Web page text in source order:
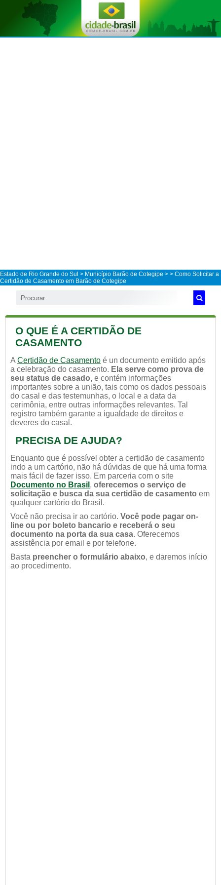
Estado de Rio Grande do Sul > Município Barão de Cotegipe > > Como Solicitar a
Certidão de Casamento em Barão de Cotegipe
O QUE É A CERTIDÃO DE
CASAMENTO
A Certidão de Casamento é un documento emitido após
a celebração do casamento. Ela serve como prova de
seu status de casado, e contém informações
importantes sobre a união, tais como os dados pessoais
do casal e das testemunhas, o local e a data da
cerimônia, entre outras informações relevantes. Tal
registro também garante a igualdade de direitos e
deveres do casal.
PRECISA DE AJUDA?
Enquanto que é possível obter a certidão de casamento
indo a um cartório, não há dúvidas de que há uma forma
mais fácil de fazer isso. Em parceria com o site
Documento no Brasil , oferecemos o serviço de
solicitação e busca da sua certidão de casamento em
qualquer cartório do Brasil.
Você não precisa ir ao cartório. Você pode pagar on-
line ou por boleto bancario e receberá o seu
documento na porta da sua casa. Oferecemos
assistência por email e por telefone.
Basta preencher o formulário abaixo, e daremos início
ao procedimento.